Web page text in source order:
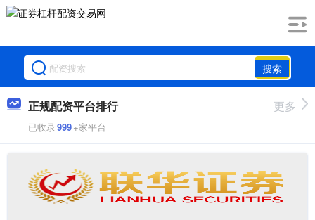
搜索
正规配资平台排行
已收录999+家平台
更多